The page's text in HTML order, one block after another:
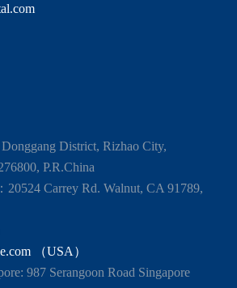
District, Rizhao City,
P.R.China
Carrey Rd. Walnut, CA 91789,
（USA）
987 Serangoon Road Singapore